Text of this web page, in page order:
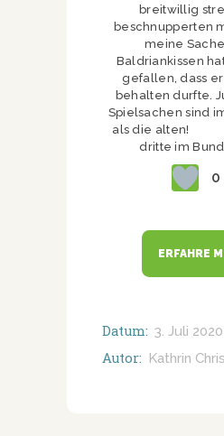
breitwillig
beschnupperten
meine
Baldriankissen
gefallen, dass
behalten durfte.
Spielsachen sind
als die
dritte im
0
ERFAHRE
Datum: 3. Juli 2020
Autor: Kathrin